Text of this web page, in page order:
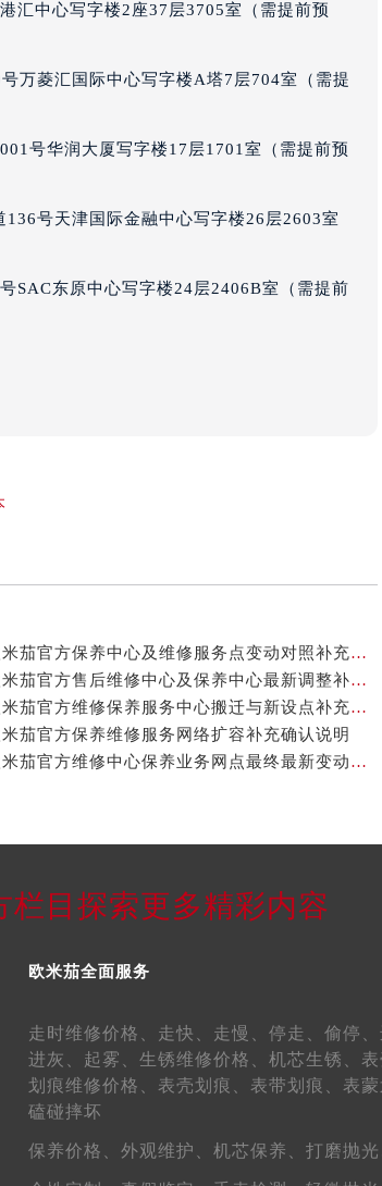
提前预约）
室（需提前预约）
约）
预约）
预约）
约）
）
约）
提前预约）
）
）
）
约）
预约）
）
中心（需提前预约）
米茄售后服务中心（需提前预约）
米茄售后服务中心（需提前预约）
汇中心写字楼2座37层3705室（需提前预
万菱汇国际中心写字楼A塔7层704室（需提
号华润大厦写字楼17层1701室（需提前预
136号天津国际金融中心写字楼26层2603室
SAC东原中心写字楼24层2406B室（需提前
2026年8月欧米茄官方保养中心及维修服务点变动对照补充最终表确认内容
2026年8月欧米茄官方售后维修中心及保养中心最新调整补充公告文件内容公示
2026年7月欧米茄官方维修保养服务中心搬迁与新设点补充确认通告
茄官方保养维修服务网络扩容补充确认说明
2026年7月欧米茄官方维修中心保养业务网点最终最新变动最终一览表
栏目探索更多精彩内容
欧米茄全面服务
走时维修价格、 走快、 走慢、 停走、 偷停、
进灰、 起雾、 生锈维修价格、 机芯生锈、 表
划痕维修价格、 表壳划痕、 表带划痕、 表蒙
磕碰摔坏
保养价格、 外观维护、 机芯保养、 打磨抛光